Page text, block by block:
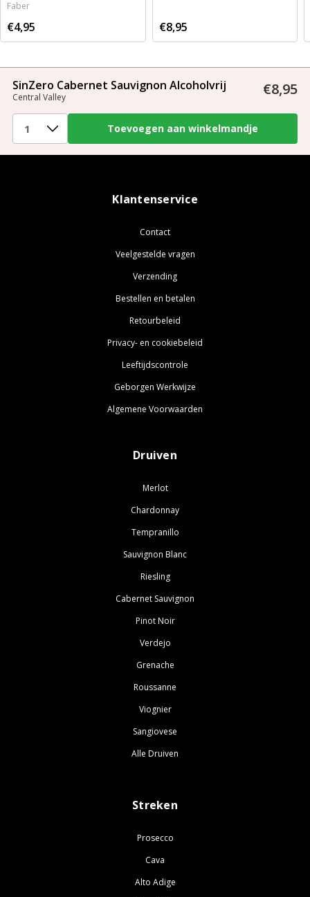
Faber
€4,95 €8,95
SinZero Cabernet Sauvignon Alcoholvrij
Central Valley €8,95
Klantenservice
Contact
Veelgestelde vragen
Verzending
Bestellen en betalen
Retourbeleid
Privacy- en cookiebeleid
Leeftijdscontrole
Geborgen Werkwijze
Algemene Voorwaarden
Druiven
Merlot
Chardonnay
Tempranillo
Sauvignon Blanc
Riesling
Cabernet Sauvignon
Pinot Noir
Verdejo
Grenache
Roussanne
Viognier
Sangiovese
Alle Druiven
Streken
Prosecco
Cava
Alto Adige